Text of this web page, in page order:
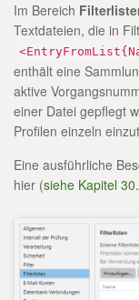
Im Bereich
Textdateien, die in
enthält eine
aktive
einer Datei gepflegt
Profilen einzeln
Eine ausführliche
hier (siehe Kapitel